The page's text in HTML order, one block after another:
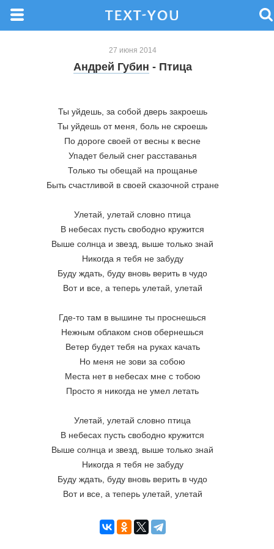
27 июня 2014
Андрей Губин - Птица
Ты уйдешь, за собой дверь закроешь
Ты уйдешь от меня, боль не скроешь
По дороге своей от весны к весне
Упадет белый снег расставанья
Только ты обещай на прощанье
Быть счастливой в своей сказочной стране
Улетай, улетай словно птица
В небесах пусть свободно кружится
Выше солнца и звезд, выше только знай
Никогда я тебя не забуду
Буду ждать, буду вновь верить в чудо
Вот и все, а теперь улетай, улетай
Где-то там в вышине ты проснешься
Нежным облаком снов обернешься
Ветер будет тебя на руках качать
Но меня не зови за собою
Места нет в небесах мне с тобою
Просто я никогда не умел летать
Улетай, улетай словно птица
В небесах пусть свободно кружится
Выше солнца и звезд, выше только знай
Никогда я тебя не забуду
Буду ждать, буду вновь верить в чудо
Вот и все, а теперь улетай, улетай